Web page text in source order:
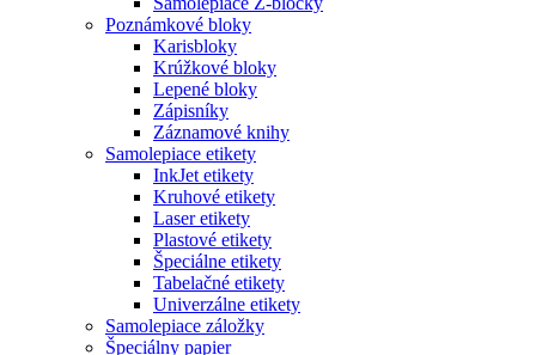
Poznámkové bloky
Karisbloky
Krúžkové bloky
Lepené bloky
Zápisníky
Záznamové knihy
Samolepiace etikety
InkJet etikety
Kruhové etikety
Laser etikety
Plastové etikety
Špeciálne etikety
Tabelačné etikety
Univerzálne etikety
Samolepiace záložky
Špeciálny papier